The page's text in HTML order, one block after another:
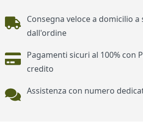
Piè di pagina
Consegna veloce a domicilio a
dall'ordine
Pagamenti sicuri al 100% con
credito
Assistenza con numero